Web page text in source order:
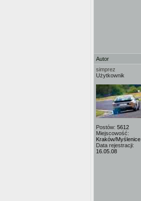
Autor
simprez
Użytkownik
Postów: 5612
Miejscowość:
Kraków/Myślenice
Data rejestracji:
16.05.08